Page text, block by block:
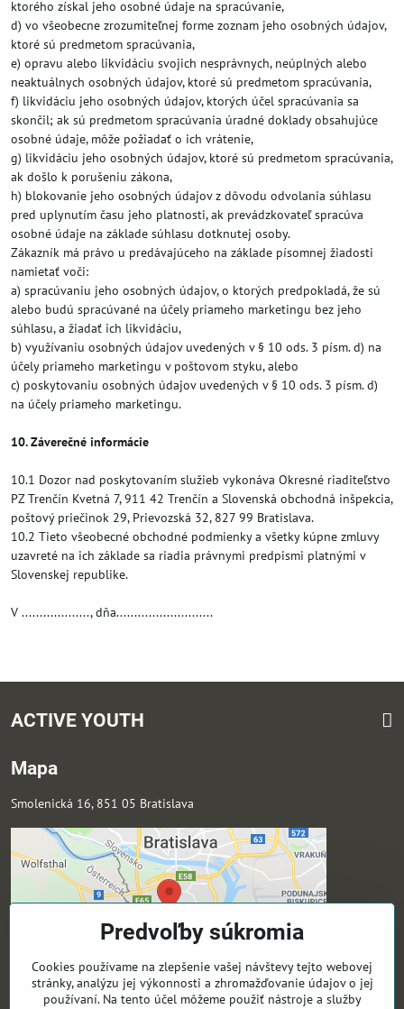
ktorého získal jeho osobné údaje na spracúvanie,
d) vo všeobecne zrozumiteľnej forme zoznam jeho osobných údajov,
ktoré sú predmetom spracúvania,
e) opravu alebo likvidáciu svojich nesprávnych, neúplných alebo
neaktuálnych osobných údajov, ktoré sú predmetom spracúvania,
f) likvidáciu jeho osobných údajov, ktorých účel spracúvania sa
skončil; ak sú predmetom spracúvania úradné doklady obsahujúce
osobné údaje, môže požiadať o ich vrátenie,
g) likvidáciu jeho osobných údajov, ktoré sú predmetom spracúvania,
ak došlo k porušeniu zákona,
h) blokovanie jeho osobných údajov z dôvodu odvolania súhlasu
pred uplynutím času jeho platnosti, ak prevádzkovateľ spracúva
osobné údaje na základe súhlasu dotknutej osoby.
Zákazník má právo u predávajúceho na základe písomnej žiadosti
namietať voči:
a) spracúvaniu jeho osobných údajov, o ktorých predpokladá, že sú
alebo budú spracúvané na účely priameho marketingu bez jeho
súhlasu, a žiadať ich likvidáciu,
b) využívaniu osobných údajov uvedených v § 10 ods. 3 písm. d) na
účely priameho marketingu v poštovom styku, alebo
c) poskytovaniu osobných údajov uvedených v § 10 ods. 3 písm. d)
na účely priameho marketingu.
10. Záverečné informácie
10.1 Dozor nad poskytovaním služieb vykonáva Okresné riaditeľstvo
PZ Trenčín Kvetná 7, 911 42 Trenčín a Slovenská obchodná inšpekcia,
poštový priečinok 29, Prievozská 32, 827 99 Bratislava.
10.2 Tieto všeobecné obchodné podmienky a všetky kúpne zmluvy
uzavreté na ich základe sa riadia právnymi predpismi platnými v
Slovenskej republike.
V ..................., dňa...........................
ACTIVE YOUTH
Mapa
Smolenická 16, 851 05 Bratislava
Predvoľby súkromia
Cookies používame na zlepšenie vašej návštevy tejto webovej
stránky, analýzu jej výkonnosti a zhromažďovanie údajov o jej
používaní. Na tento účel môžeme použiť nástroje a služby